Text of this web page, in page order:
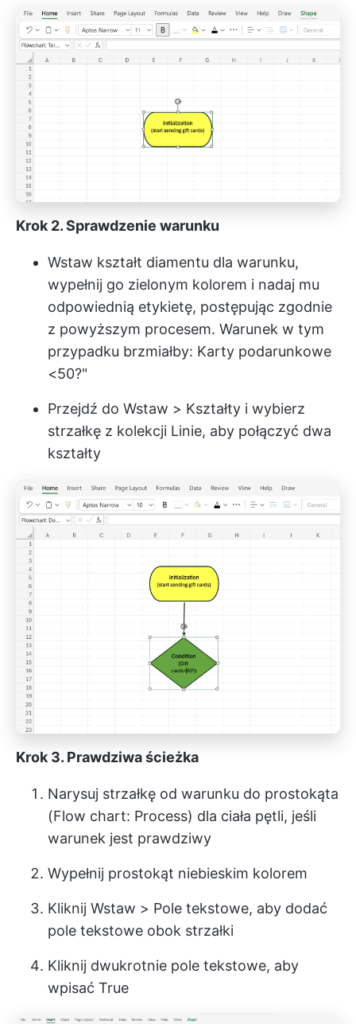
Krok 2. Sprawdzenie warunku
Wstaw kształt diamentu dla warunku,
wypełnij go zielonym kolorem i nadaj mu
odpowiednią etykietę, postępując zgodnie
z powyższym procesem. Warunek w tym
przypadku brzmiałby: Karty podarunkowe
<50?"
Przejdź do Wstaw > Kształty i wybierz
strzałkę z kolekcji Linie, aby połączyć dwa
kształty
Krok 3. Prawdziwa ścieżka
Narysuj strzałkę od warunku do prostokąta
(Flow chart: Process) dla ciała pętli, jeśli
warunek jest prawdziwy
Wypełnij prostokąt niebieskim kolorem
Kliknij Wstaw > Pole tekstowe, aby dodać
pole tekstowe obok strzałki
Kliknij dwukrotnie pole tekstowe, aby
wpisać True